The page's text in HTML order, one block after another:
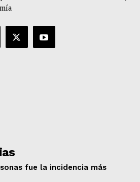
fue la incidencia más